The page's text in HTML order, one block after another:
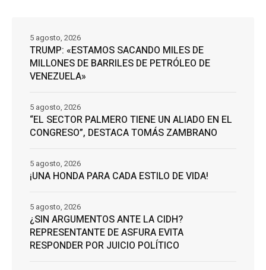
TRUMP: «ESTAMOS SACANDO MILES DE
MILLONES DE BARRILES DE PETRÓLEO DE
VENEZUELA»
5 agosto, 2026
“EL SECTOR PALMERO TIENE UN ALIADO EN EL
CONGRESO”, DESTACA TOMÁS ZAMBRANO
5 agosto, 2026
¡UNA HONDA PARA CADA ESTILO DE VIDA!
5 agosto, 2026
¿SIN ARGUMENTOS ANTE LA CIDH?
REPRESENTANTE DE ASFURA EVITA
RESPONDER POR JUICIO POLÍTICO
5 agosto, 2026